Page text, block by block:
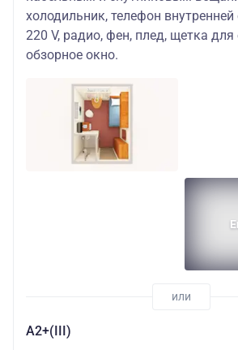
холодильник, телефон внутренней
220 V, радио, фен, плед, щетка
обзорное окно.
А2+(III)